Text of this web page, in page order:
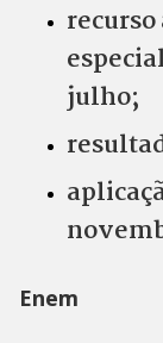
julho;
Enem